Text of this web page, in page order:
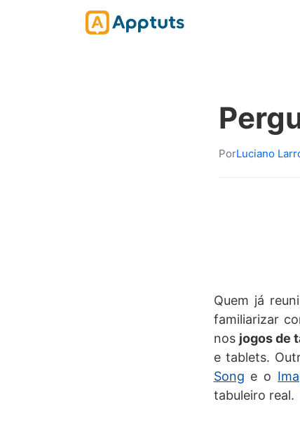
PorLuciano
Quem já
familiarizar
nos jogos de
e tablets.
Song e o
tabuleiro real.